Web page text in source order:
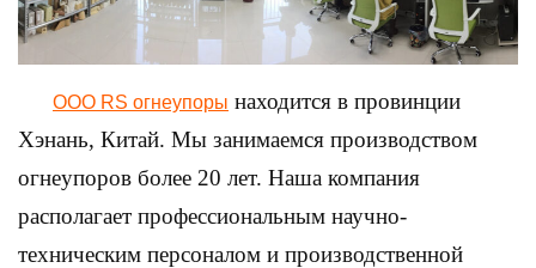
ООО RS огнеупоры находится в провинции
Хэнань, Китай. Мы занимаемся производством
огнеупоров более 20 лет. Наша компания
располагает профессиональным научно-
техническим персоналом и производственной